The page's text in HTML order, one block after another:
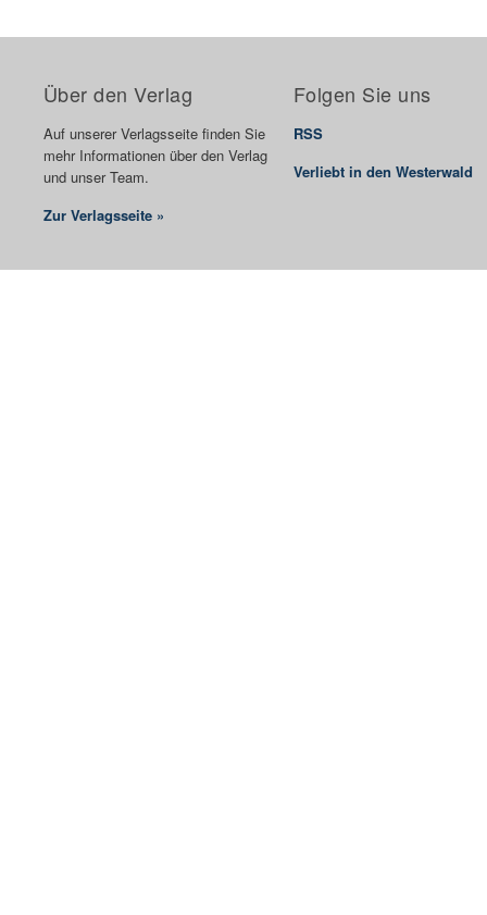
Über den Verlag
Auf unserer Verlagsseite finden Sie
mehr Informationen über den Verlag
und unser Team.
Zur Verlagsseite »
Folgen Sie uns
RSS
Verliebt in den Westerwald